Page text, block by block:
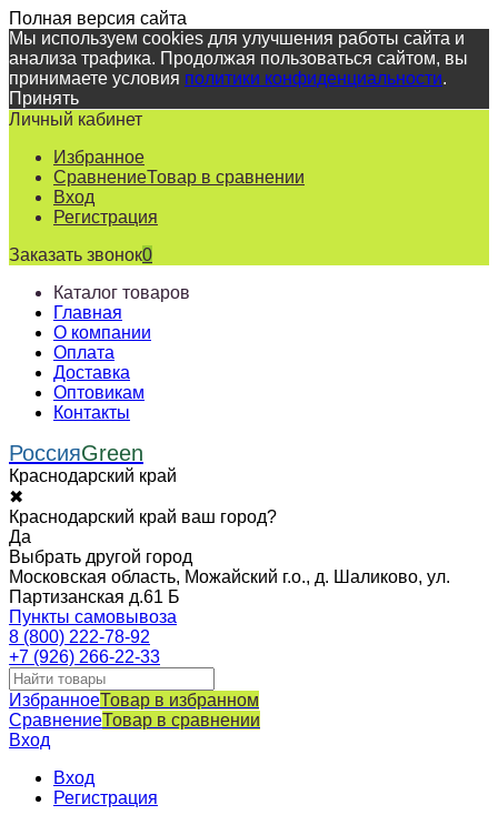
Полная версия сайта
Мы используем cookies для улучшения работы сайта и
анализа трафика. Продолжая пользоваться сайтом, вы
принимаете условия политики конфиденциальности.
Принять
Личный кабинет
Избранное
СравнениеТовар в сравнении
Вход
Регистрация
Заказать звонок0
Каталог товаров
Главная
О компании
Оплата
Доставка
Оптовикам
Контакты
РоссияGreen
Краснодарский край
✖
Краснодарский край ваш город?
Да
Выбрать другой город
Московская область, Можайский г.о., д. Шаликово, ул.
Партизанская д.61 Б
Пункты самовывоза
8 (800) 222-78-92
+7 (926) 266-22-33
ИзбранноеТовар в избранном
СравнениеТовар в сравнении
Вход
Вход
Регистрация